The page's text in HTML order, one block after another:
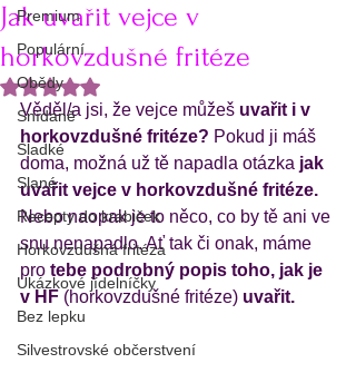
Premium
Populární
Obědy
Snídaně
Sladké
Slané
Recepty do krabiček
Horkovzdušná fritéza
Ukázkové jídelníčky
Bez lepku
Silvestrovské občerstvení
Jak uvařit vejce v
horkovzdušné fritéze
Hodnoceno NaN z 5 hvězdiček.
Věděl/a jsi, že vejce můžeš uvařit i v
horkovzdušné fritéze? Pokud ji máš
doma, možná už tě napadla otázka jak
uvařit vejce v horkovzdušné fritéze.
Nebo naopak je to něco, co by tě ani ve
snu nenapadlo. Ať tak či onak, máme
pro tebe podrobný popis toho, jak je
v HF (horkovzdušné fritéze) uvařit.